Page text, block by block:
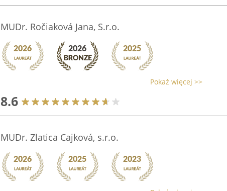
MUDr. Ročiaková Jana, S.r.o.
Pokaż więcej >>
8.6
MUDr. Zlatica Cajková, s.r.o.